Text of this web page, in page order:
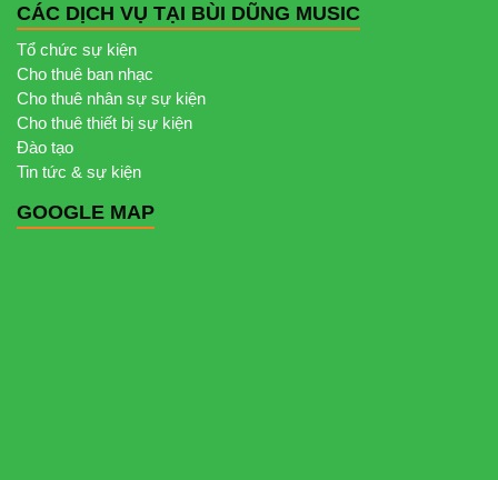
CÁC DỊCH VỤ TẠI BÙI DŨNG MUSIC
Tổ chức sự kiện
Cho thuê ban nhạc
Cho thuê nhân sự sự kiện
Cho thuê thiết bị sự kiện
Đào tạo
Tin tức & sự kiện
GOOGLE MAP